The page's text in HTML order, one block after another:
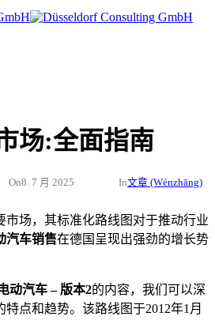
场:全面指南
On8. 7 月 2025 In文章 (Wénzhāng)
市场，其标准化路线图对于推动行业
汽车销售在德国呈现出强劲的增长势
动汽车 – 版本2的内容，我们可以深
点和趋势。该路线图于2012年1月